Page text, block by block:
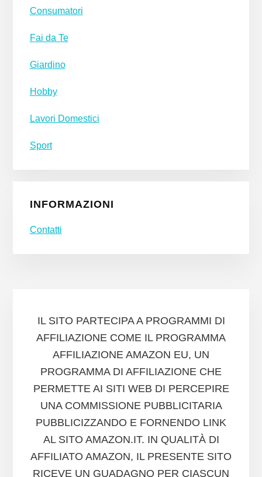
Consumatori
Fai da Te
Giardino
Hobby
Lavori Domestici
Sport
INFORMAZIONI
Contatti
IL SITO PARTECIPA A PROGRAMMI DI
AFFILIAZIONE COME IL PROGRAMMA
AFFILIAZIONE AMAZON EU, UN
PROGRAMMA DI AFFILIAZIONE CHE
PERMETTE AI SITI WEB DI PERCEPIRE
UNA COMMISSIONE PUBBLICITARIA
PUBBLICIZZANDO E FORNENDO LINK
AL SITO AMAZON.IT. IN QUALITÀ DI
AFFILIATO AMAZON, IL PRESENTE SITO
RICEVE UN GUADAGNO PER CIASCUN